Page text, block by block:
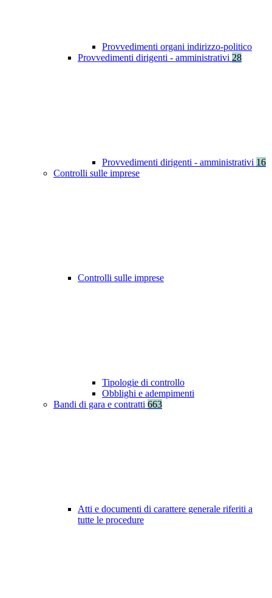
Provvedimenti organi indirizzo-politico
Provvedimenti dirigenti - amministrativi 28
Provvedimenti dirigenti - amministrativi 16
Controlli sulle imprese
Controlli sulle imprese
Tipologie di controllo
Obblighi e adempimenti
Bandi di gara e contratti 663
Atti e documenti di carattere generale riferiti a
tutte le procedure